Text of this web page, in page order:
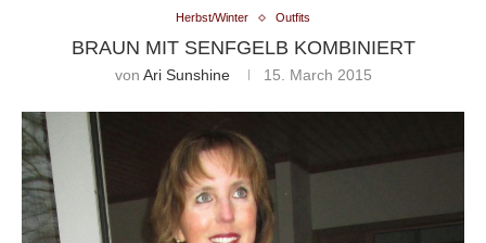
Herbst/Winter Outfits
BRAUN MIT SENFGELB KOMBINIERT
von Ari Sunshine 15. March 2015